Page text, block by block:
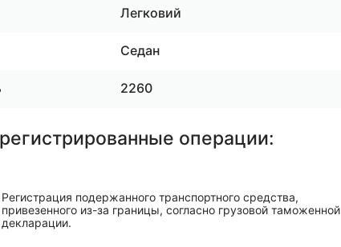
Легковий
Седан
2260
операции:
Регистрация подержанного транспортного средства,
привезенного из-за границы, согласно грузовой таможенной
декларации.